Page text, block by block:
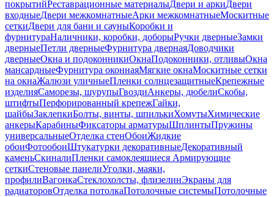
покрытийРеставрационные материалыДвери и аркиДвери
входныеДвери межкомнатныеАрки межкомнатныеМоскитные
сеткиДвери для бани и сауныКоробки и
фурнитураНаличники, коробки, доборыРучки дверныеЗамки
дверныеПетли дверныеФурнитура двернаяДоводчики
дверныеОкна и подоконникиОкнаПодоконники, отливыОкна
мансардныеФурнитура оконнаяМягкие окнаМоскитные сетки
на окнаЖалюзи уличныеПленки солнцезащитныеКрепежные
изделияСаморезы, шурупыГвоздиАнкеры, дюбелиСкобы,
штифтыПерфорированный крепежГайки,
шайбыЗаклепкиБолты, винты, шпилькиХомутыХимические
анкерыКарабиныФиксаторы арматурыШплинтыПружины
универсальныеОтделка стенОбоиЖидкие
обоиФотообоиШтукатурки декоративныеДекоративный
каменьСкиналиПленки самоклеящиеся Армирующие
сеткиСтеновые панелиУголки, маяки,
профилиВагонкаСтеклохолсты, флизелинЭкраны для
радиаторовОтделка потолкаПотолочные системыПотолочные